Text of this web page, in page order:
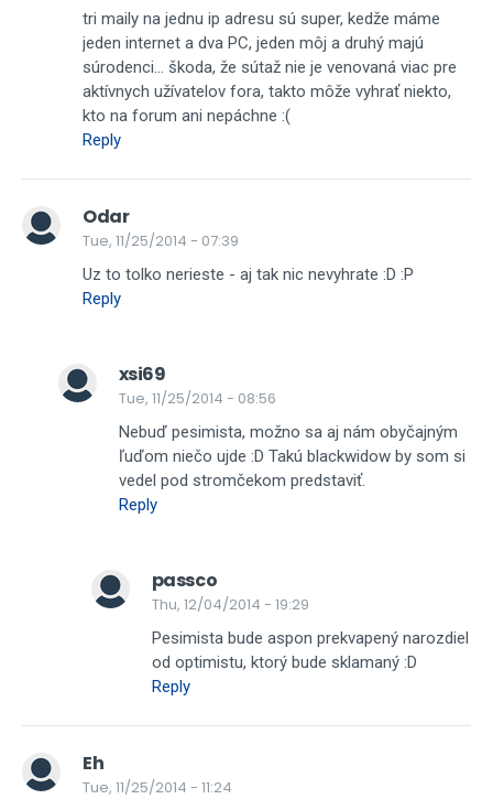
tri maily na jednu ip adresu sú super, kedže máme
jeden internet a dva PC, jeden môj a druhý majú
súrodenci... škoda, že sútaž nie je venovaná viac pre
aktívnych užívatelov fora, takto môže vyhrať niekto,
kto na forum ani nepáchne :(
Reply
Odar
Tue, 11/25/2014 - 07:39
Uz to tolko nerieste - aj tak nic nevyhrate :D :P
Reply
xsi69
Tue, 11/25/2014 - 08:56
Nebuď pesimista, možno sa aj nám obyčajným
ľuďom niečo ujde :D Takú blackwidow by som si
vedel pod stromčekom predstaviť.
Reply
passco
Thu, 12/04/2014 - 19:29
Pesimista bude aspon prekvapený narozdiel
od optimistu, ktorý bude sklamaný :D
Reply
Eh
Tue, 11/25/2014 - 11:24